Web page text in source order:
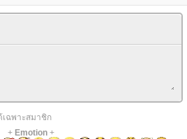
ฉพาะสมาชิก
+ Emotion+